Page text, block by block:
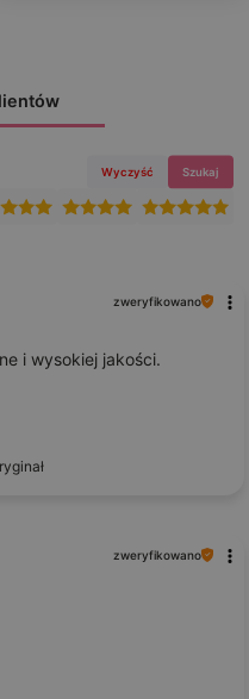
Wyczyść Szukaj
zweryfikowano
i wysokiej jakości.
zweryfikowano